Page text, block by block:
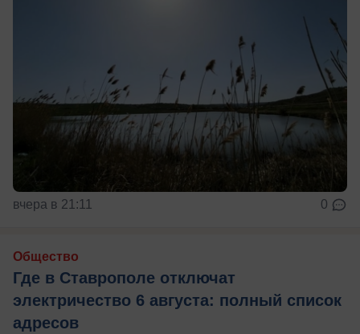
вчера в 21:11 0
Общество
Где в Ставрополе отключат
электричество 6 августа: полный список
адресов